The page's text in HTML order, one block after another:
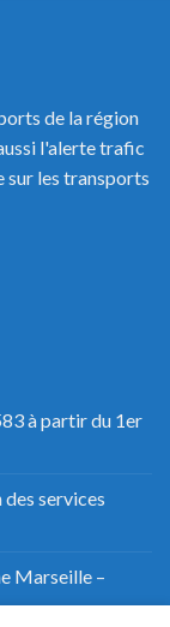
de la région
l'alerte trafic
sur les transports
à partir du 1er
des services
Marseille –